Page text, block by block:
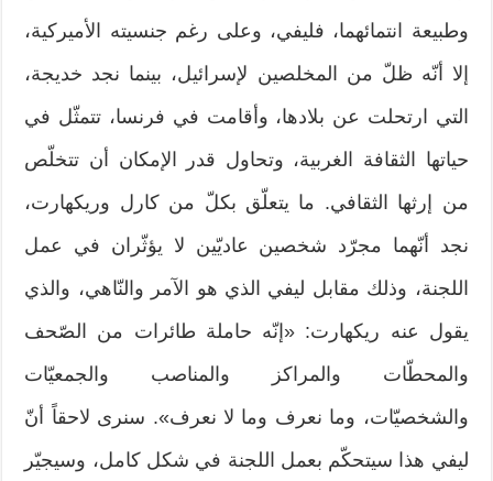
وطبيعة انتمائهما، فليفي، وعلى رغم جنسيته الأميركية،
إلا أنّه ظلّ من المخلصين لإسرائيل، بينما نجد خديجة،
التي ارتحلت عن بلادها، وأقامت في فرنسا، تتمثّل في
حياتها الثقافة الغربية، وتحاول قدر الإمكان أن تتخلّص
من إرثها الثقافي. ما يتعلّق بكلّ من كارل وريكهارت،
نجد أنّهما مجرّد شخصين عاديّين لا يؤثّران في عمل
اللجنة، وذلك مقابل ليفي الذي هو الآمر والنّاهي، والذي
يقول عنه ريكهارت: «إنّه حاملة طائرات من الصّحف
والمحطّات والمراكز والمناصب والجمعيّات
والشخصيّات، وما نعرف وما لا نعرف». سنرى لاحقاً أنّ
ليفي هذا سيتحكّم بعمل اللجنة في شكل كامل، وسيجيّر